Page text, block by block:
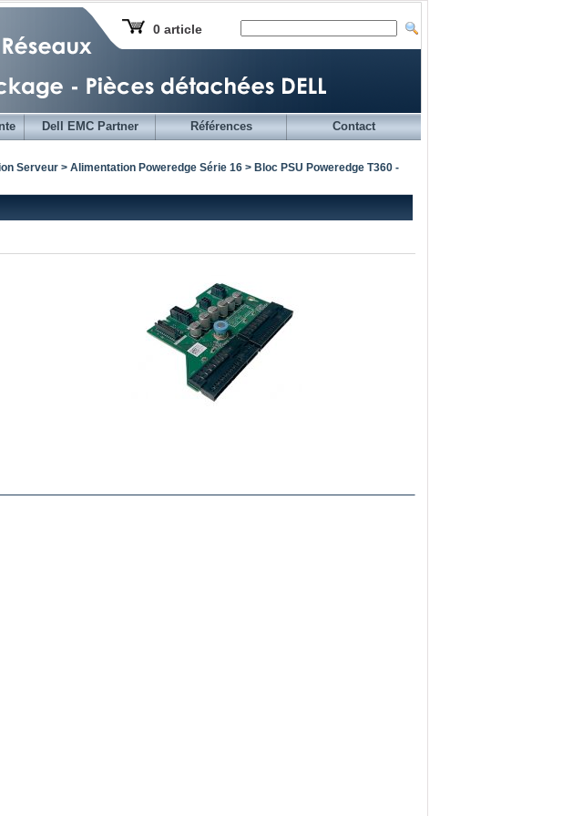
0 article
Dell EMC Partner Références Contact
Serveur > Alimentation Poweredge Série 16 > Bloc PSU Poweredge T360 -